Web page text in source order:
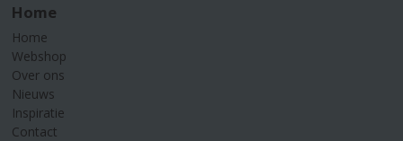
Home
Home
Webshop
Over ons
Nieuws
Inspiratie
Contact